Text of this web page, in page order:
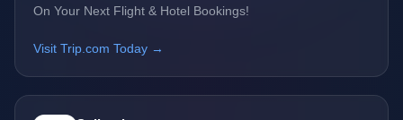
On Your Next Flight & Hotel Bookings!
Visit Trip.com Today →